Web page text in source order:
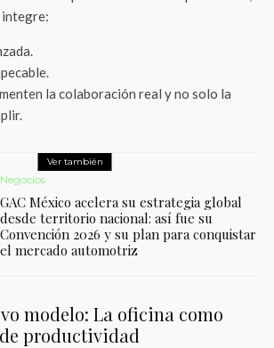
integre:
la colaboración real y no solo la
Ver también
Negocios
GAC México acelera su estrategia global
desde territorio nacional: así fue su
Convención 2026 y su plan para conquistar
el mercado automotriz
modelo: La oficina como
productividad